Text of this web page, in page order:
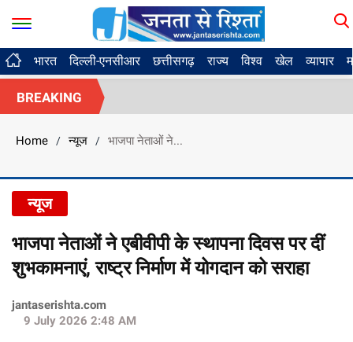
भारत दिल्ली-एनसीआर छत्तीसगढ़ राज्य विश्व खेल व्यापार
BREAKING
Home / न्यूज / भाजपा नेताओं ने...
न्यूज
भाजपा नेताओं ने एबीवीपी के स्थापना दिवस पर दीं
शुभकामनाएं, राष्ट्र निर्माण में योगदान को सराहा
jantaserishta.com
9 July 2026 2:48 AM